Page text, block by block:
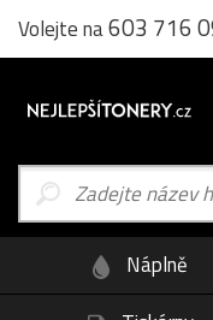
Volejte na603 716
Náplně